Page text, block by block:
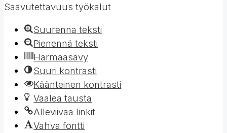
Saavutettavuus työkalut
Suurenna teksti
Pienennä teksti
Harmaasävy
Suuri kontrasti
Käänteinen kontrasti
Vaalea tausta
Alleviivaa linkit
Vahva fontti